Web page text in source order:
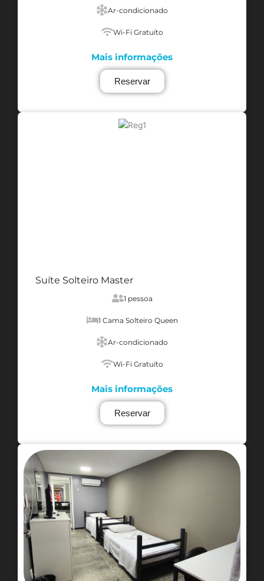
Ar-condicionado
Wi-Fi Gratuíto
Mais informações
Reservar
Suíte Solteiro Master
1 pessoa
1 Cama Solteiro Queen
Ar-condicionado
Wi-Fi Gratuíto
Mais informações
Reservar